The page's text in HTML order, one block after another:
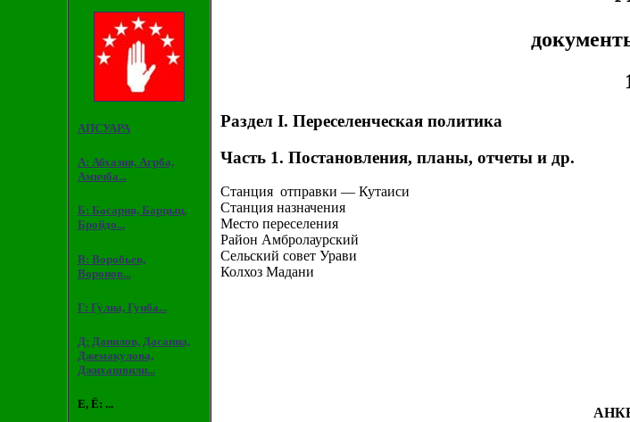
АПСУАРА
А: Абхазия, Агрба,
Амичба...
Б: Басария, Барцыц,
Бройдо...
В: Воробьев,
Воронов...
Г: Гулиа, Гунба...
Д: Данилов, Дасаниа,
Джемакулова,
Джихашвили...
Е, Ё: ...
Раздел I. Переселенческая политика
Часть 1. Постановления, планы, отчеты и др.
Станция отправки — Кутаиси
Станция назначения
Место переселения
Район Амбролаурский
Сельский совет Урави
Колхоз Мадани